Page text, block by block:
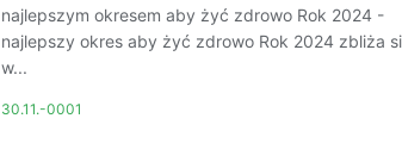
najlepszym okresem aby żyć zdrowo Rok 2024 -
najlepszy okres aby żyć zdrowo Rok 2024 zbliża
w...
30.11.-0001